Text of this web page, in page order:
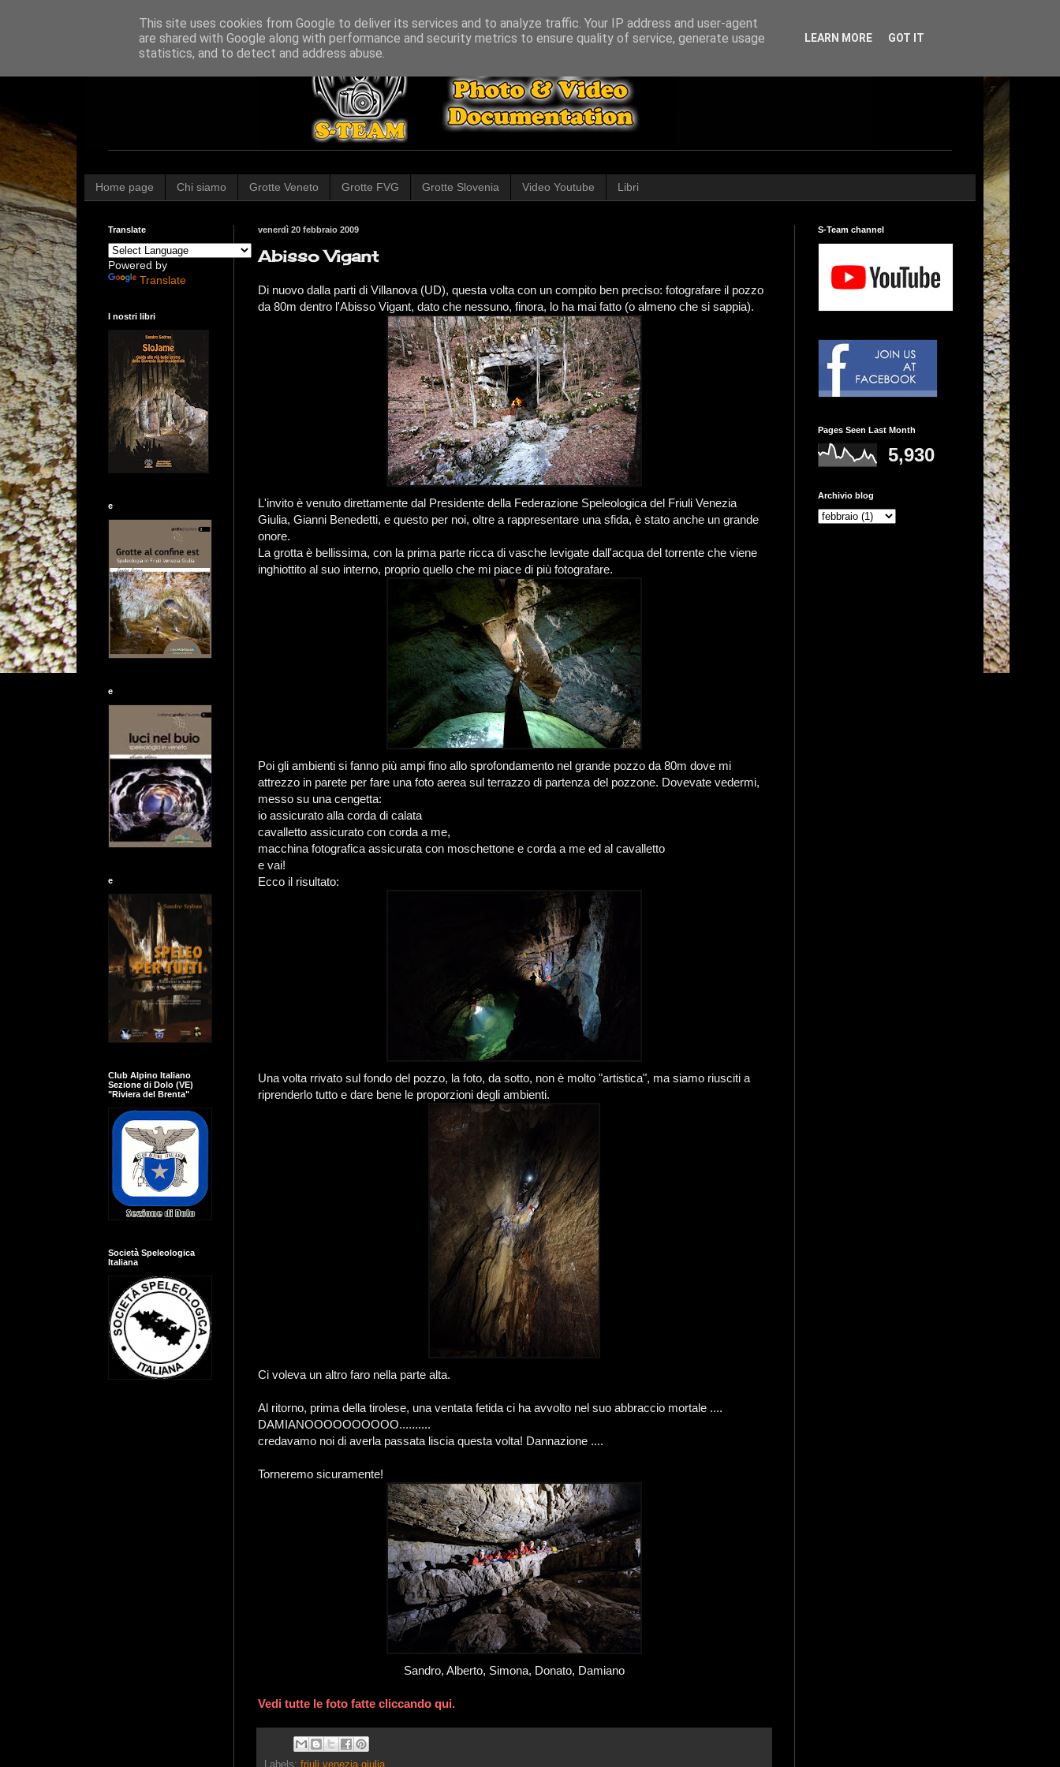
Home page Chi siamo Grotte Veneto Grotte FVG Grotte Slovenia Video Youtube Libri
venerdì 20 febbraio 2009
Abisso Vigant
Di nuovo dalla parti di Villanova (UD), questa volta con un compito ben preciso: fotografare il pozzo
da 80m dentro l'Abisso Vigant, dato che nessuno, finora, lo ha mai fatto (o almeno che si sappia).
L'invito è venuto direttamente dal Presidente della Federazione Speleologica del Friuli Venezia
Giulia, Gianni Benedetti, e questo per noi, oltre a rappresentare una sfida, è stato anche un grande
onore.
La grotta è bellissima, con la prima parte ricca di vasche levigate dall'acqua del torrente che viene
inghiottito al suo interno, proprio quello che mi piace di più fotografare.
Poi gli ambienti si fanno più ampi fino allo sprofondamento nel grande pozzo da 80m dove mi
attrezzo in parete per fare una foto aerea sul terrazzo di partenza del pozzone. Dovevate vedermi,
messo su una cengetta:
io assicurato alla corda di calata
cavalletto assicurato con corda a me,
macchina fotografica assicurata con moschettone e corda a me ed al cavalletto
e vai!
Ecco il risultato:
Una volta rrivato sul fondo del pozzo, la foto, da sotto, non è molto "artistica", ma siamo riusciti a
riprenderlo tutto e dare bene le proporzioni degli ambienti.
Ci voleva un altro faro nella parte alta.
Al ritorno, prima della tirolese, una ventata fetida ci ha avvolto nel suo abbraccio mortale ....
DAMIANOOOOOOOOOO..........
credavamo noi di averla passata liscia questa volta! Dannazione ....
Torneremo sicuramente!
Sandro, Alberto, Simona, Donato, Damiano
Vedi tutte le foto fatte cliccando qui.
Labels: friuli venezia giulia
Translate
Powered by
Translate
I nostri libri
e
e
e
Club Alpino Italiano
Sezione di Dolo (VE)
"Riviera del Brenta"
Società Speleologica
Italiana
S-Team channel
Pages Seen Last Month
5,930
Archivio blog
This site uses cookies from Google to deliver its services and to analyze traffic. Your IP address and user-agent
are shared with Google along with performance and security metrics to ensure quality of service, generate usage
statistics, and to detect and address abuse.
LEARN MORE GOT IT